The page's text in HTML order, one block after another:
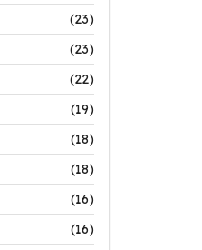
(23)
(23)
(22)
(19)
(18)
(18)
(16)
(16)